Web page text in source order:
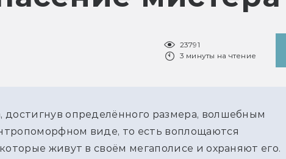
23791
3 минуты на чтение
достигнув определённого размера, волшебным
виде, то есть воплощаются
живут в своём мегаполисе и охраняют его.